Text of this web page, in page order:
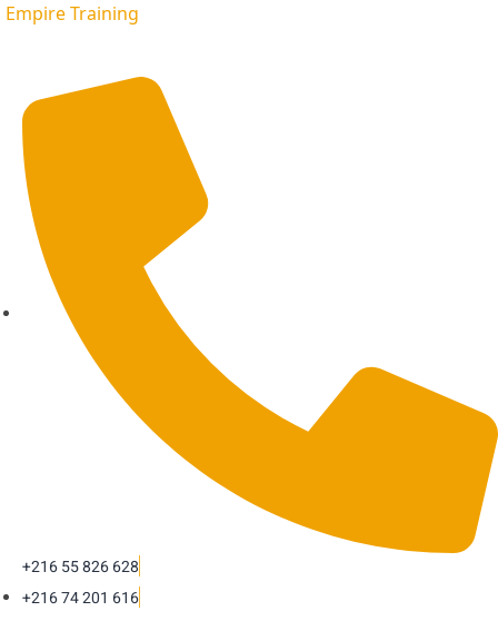
Empire Training
+216 55 826 628
+216 74 201 616